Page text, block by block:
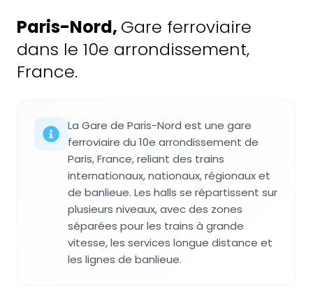
Paris-Nord, Gare ferroviaire
dans le 10e arrondissement,
France.
La Gare de Paris-Nord est une gare
ferroviaire du 10e arrondissement de
Paris, France, reliant des trains
internationaux, nationaux, régionaux et
de banlieue. Les halls se répartissent sur
plusieurs niveaux, avec des zones
séparées pour les trains à grande
vitesse, les services longue distance et
les lignes de banlieue.